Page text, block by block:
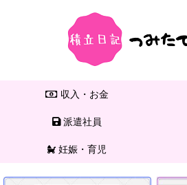
収入・お金
派遣社員
妊娠・育児